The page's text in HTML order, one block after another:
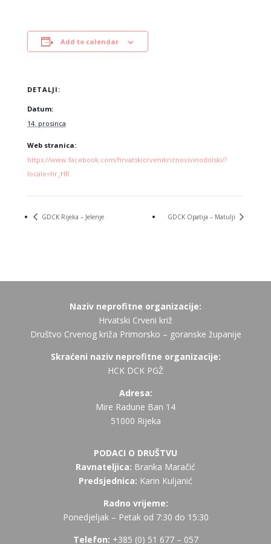
Add to calendar
DETALJI:
Datum:
14. prosinca
Web stranica:
https://www.facebook.com/hrvatskicrvenikriznovivinodolski/?
locale=hr_HR
GDCK Rijeka – Jelenje GDCK Opatija – Matulji
Naziv neprofitne organizacije:
Hrvatski Crveni križ
Društvo Crvenog križa Primorsko – goranske županije
Skraćeni naziv neprofitne organizacije:
HCK DCK PGŽ
Adresa:
Mire Radune Ban 14
51000 Rijeka
PODACI O DRUŠTVU
Ravnateljica: Branka Maračić
Predsjednica: Karin Kuljanić
Radno vrijeme:
Ponedjeljak – Petak od 7:30 do 15:30
Telefon: +385 (0) 51 677 – 057